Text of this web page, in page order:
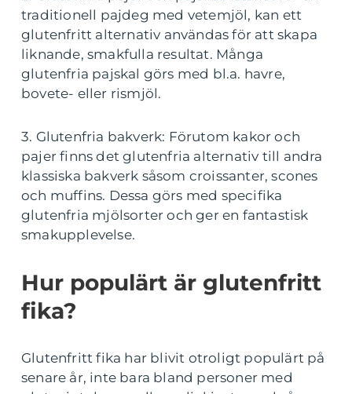
traditionell pajdeg med vetemjöl, kan ett
glutenfritt alternativ användas för att skapa
liknande, smakfulla resultat. Många
glutenfria pajskal görs med bl.a. havre,
bovete- eller rismjöl.
3. Glutenfria bakverk: Förutom kakor och
pajer finns det glutenfria alternativ till andra
klassiska bakverk såsom croissanter, scones
och muffins. Dessa görs med specifika
glutenfria mjölsorter och ger en fantastisk
smakupplevelse.
Hur populärt är glutenfritt
fika?
Glutenfritt fika har blivit otroligt populärt på
senare år, inte bara bland personer med